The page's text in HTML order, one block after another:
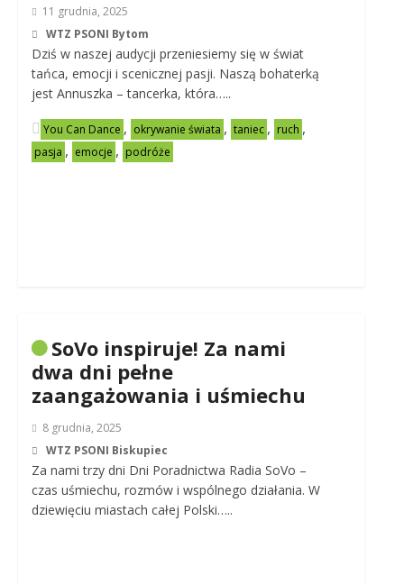
11 grudnia, 2025
WTZ PSONI Bytom
Dziś w naszej audycji przeniesiemy się w świat
tańca, emocji i scenicznej pasji. Naszą bohaterką
jest Annuszka – tancerka, która…..
You Can Dance , okrywanie świata , taniec , ruch ,
pasja , emocje , podróże
SoVo inspiruje! Za nami
dwa dni pełne
zaangażowania i uśmiechu
8 grudnia, 2025
WTZ PSONI Biskupiec
Za nami trzy dni Dni Poradnictwa Radia SoVo –
czas uśmiechu, rozmów i wspólnego działania. W
dziewięciu miastach całej Polski…..